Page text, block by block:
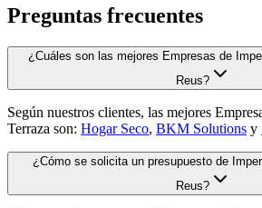
Preguntas frecuentes
¿Cuáles son las mejores Empresas de
Reus?
Según nuestros clientes, las mejores
Terraza son: Hogar Seco, BKM Solutions y
¿Cómo se solicita un presupuesto de
Reus?